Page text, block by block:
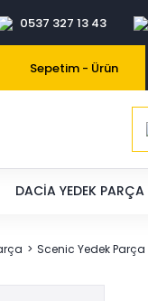
0537 327 13 43
Sepetim - Ürün
DACIA YEDEK PARÇA
Scenic Yedek Parça